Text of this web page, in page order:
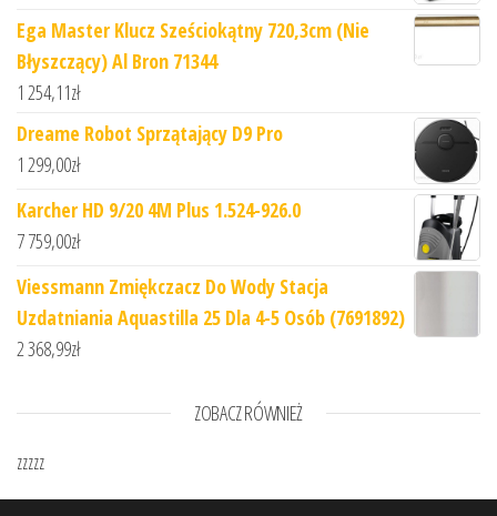
Ega Master Klucz Sześciokątny 720,3cm (Nie
Błyszczący) Al Bron 71344
1 254,11zł
Dreame Robot Sprzątający D9 Pro
1 299,00zł
Karcher HD 9/20 4M Plus 1.524-926.0
7 759,00zł
Viessmann Zmiękczacz Do Wody Stacja
Uzdatniania Aquastilla 25 Dla 4-5 Osób (7691892)
2 368,99zł
ZOBACZ RÓWNIEŻ
zzzzz